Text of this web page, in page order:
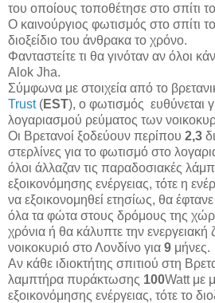
του οποίους τοποθέτησε στο σπίτι
Ο καινούργιος φωτισμός στο σπίτι
διοξείδιο του άνθρακα το χρόνο.
Φανταστείτε τι θα γινόταν αν όλοι
Alok Jha.
Σύμφωνα με στοιχεία από το
Trust(EST), ο φωτισμός ευθύνεται
λογαριασμού ρεύματος των
Οι Βρετανοί ξοδεύουν περίπου 2,3
στερλίνες για το φωτισμό στο
όλοι άλλαζαν τις παραδοσιακές
εξοικονόμησης ενέργειας, τότε η
να εξοικονομηθεί ετησίως, θα
όλα τα φώτα στους δρόμους της
χρόνια ή θα κάλυπτε την ενεργειακή
νοικοκυριό στο Λονδίνο για 9 μήνες.
Αν κάθε ιδιοκτήτης σπιτιού στη
λαμπτήρα πυράκτωσης 100Watt με
εξοικονόμησης ενέργειας, τότε το